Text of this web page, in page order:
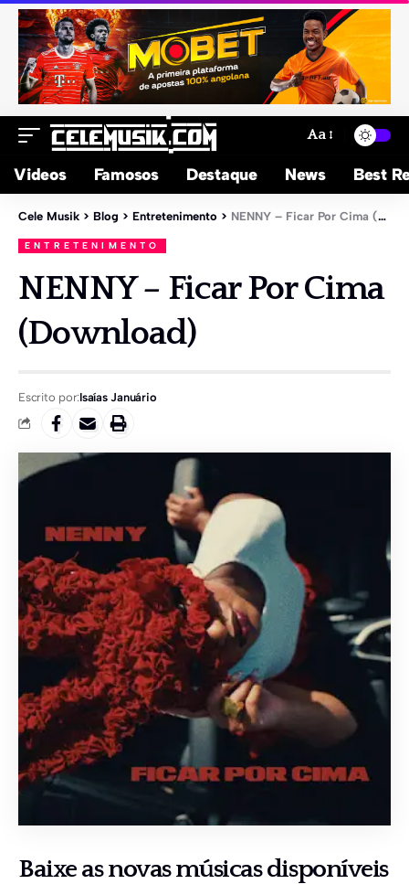
Aa
Videos Famosos Destaque News Best
Cele Musik > Blog > Entretenimento > NENNY – Ficar Por Cima (Download)
ENTRETENIMENTO
NENNY – Ficar Por Cima
(Download)
Escrito por:Isaías Januário
Baixe as novas músicas disponíveis